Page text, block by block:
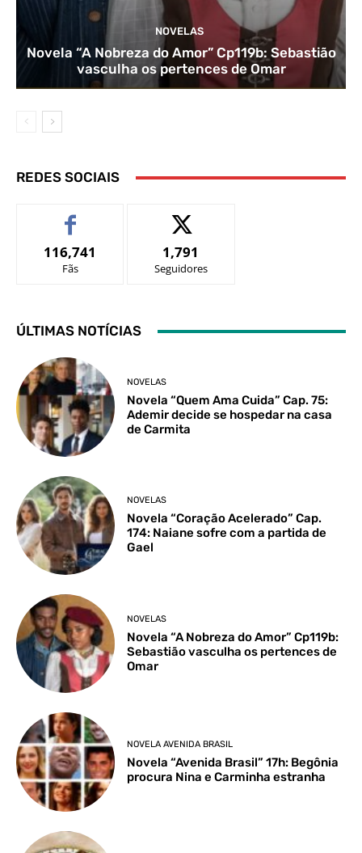
NOVELAS
Novela “A Nobreza do Amor” Cp119b: Sebastião
vasculha os pertences de Omar
REDES SOCIAIS
116,741
Fãs
1,791
Seguidores
ÚLTIMAS NOTÍCIAS
NOVELAS
Novela “Quem Ama Cuida” Cap. 75:
Ademir decide se hospedar na casa
de Carmita
NOVELAS
Novela “Coração Acelerado” Cap.
174: Naiane sofre com a partida de
Gael
NOVELAS
Novela “A Nobreza do Amor” Cp119b:
Sebastião vasculha os pertences de
Omar
NOVELA AVENIDA BRASIL
Novela “Avenida Brasil” 17h: Begônia
procura Nina e Carminha estranha